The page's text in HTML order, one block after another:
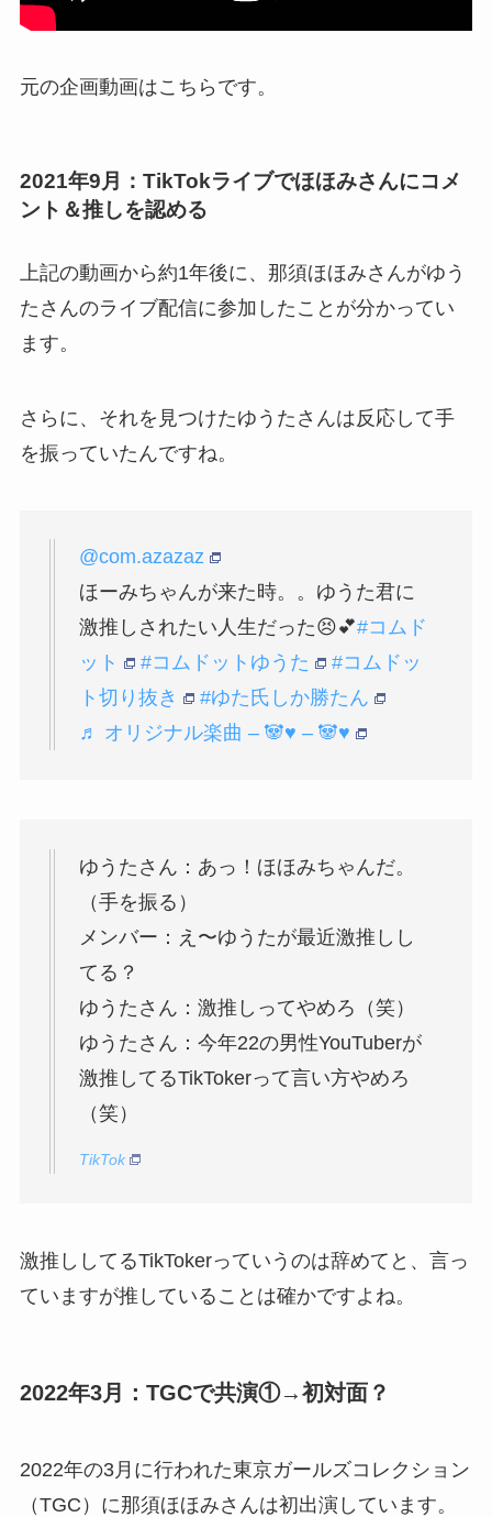
元の企画動画はこちらです。
2021年9月：TikTokライブでほほみさんにコメ
ント＆推しを認める
上記の動画から約1年後に、那須ほほみさんがゆう
たさんのライブ配信に参加したことが分かってい
ます。
さらに、それを見つけたゆうたさんは反応して手
を振っていたんですね。
@com.azazaz
ほーみちゃんが来た時。。ゆうた君に
激推しされたい人生だった😣💕#コムド
ット
#コムドットゆうた
#コムドッ
ト切り抜き
#ゆた氏しか勝たん
♬ オリジナル楽曲 – 🐼♥︎ – 🐼♥︎
ゆうたさん：あっ！ほほみちゃんだ。
（手を振る）
メンバー：え〜ゆうたが最近激推しし
てる？
ゆうたさん：激推しってやめろ（笑）
ゆうたさん：今年22の男性YouTuberが
激推してるTikTokerって言い方やめろ
（笑）
TikTok
激推ししてるTikTokerっていうのは辞めてと、言っ
ていますが推していることは確かですよね。
2022年3月：TGCで共演①→初対面？
2022年の3月に行われた東京ガールズコレクション
（TGC）に那須ほほみさんは初出演しています。